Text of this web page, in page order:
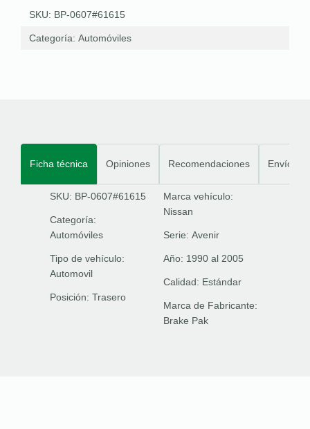
SKU: BP-0607#61615
Categoría: Automóviles
Ficha técnica Opiniones Recomendaciones Envíos
SKU: BP-0607#61615
Categoría:
Automóviles
Tipo de vehículo:
Automovil
Posición: Trasero
Marca vehículo:
Nissan
Serie: Avenir
Año: 1990 al 2005
Calidad: Estándar
Marca de Fabricante:
Brake Pak